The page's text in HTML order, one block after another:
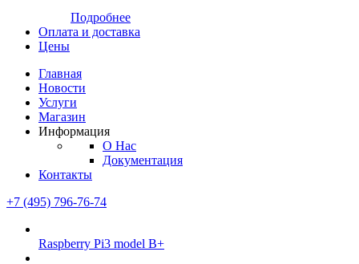
Подробнее
Оплата и доставка
Цены
Главная
Новости
Услуги
Магазин
Информация
О Нас
Документация
Контакты
+7 (495) 796-76-74
Raspberry Pi3 model B+